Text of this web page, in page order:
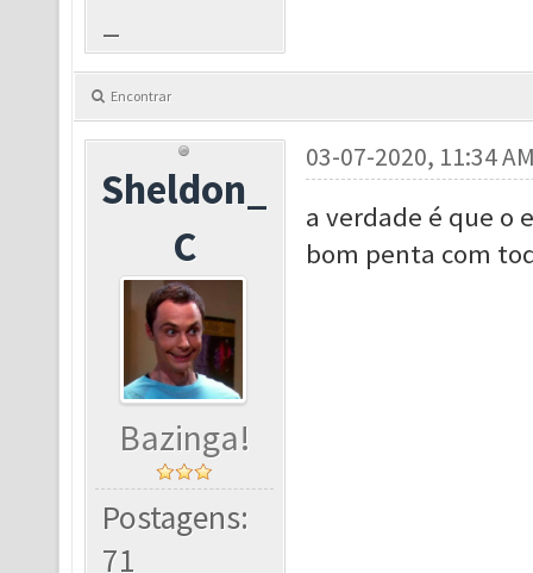
Encontrar
Sheldon_
C
Bazinga!
Postagens:
71
03-07-2020, 11:34
a verdade é que o
bom penta com